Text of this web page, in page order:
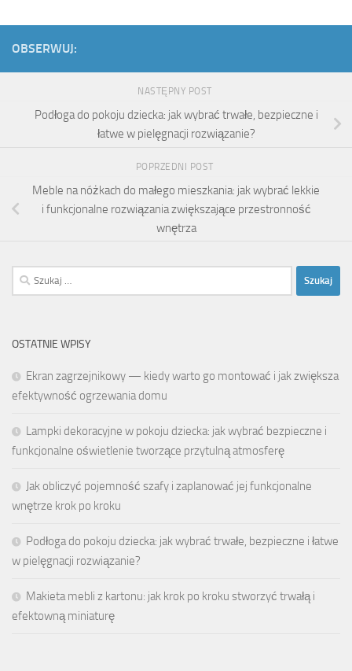
OBSERWUJ:
NASTĘPNY POST
Podłoga do pokoju dziecka: jak wybrać trwałe, bezpieczne i
łatwe w pielęgnacji rozwiązanie?
POPRZEDNI POST
Meble na nóżkach do małego mieszkania: jak wybrać lekkie
i funkcjonalne rozwiązania zwiększające przestronność
wnętrza
Szukaj:
OSTATNIE WPISY
Ekran zagrzejnikowy — kiedy warto go montować i jak zwiększa
efektywność ogrzewania domu
Lampki dekoracyjne w pokoju dziecka: jak wybrać bezpieczne i
funkcjonalne oświetlenie tworzące przytulną atmosferę
Jak obliczyć pojemność szafy i zaplanować jej funkcjonalne
wnętrze krok po kroku
Podłoga do pokoju dziecka: jak wybrać trwałe, bezpieczne i łatwe
w pielęgnacji rozwiązanie?
Makieta mebli z kartonu: jak krok po kroku stworzyć trwałą i
efektowną miniaturę